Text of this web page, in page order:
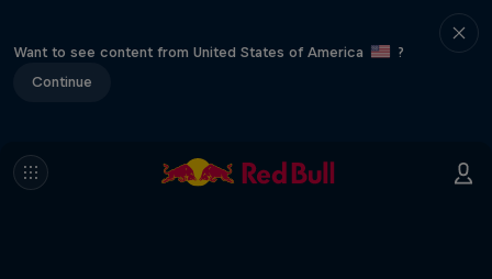
Want to see content from United States of America
?
Continue